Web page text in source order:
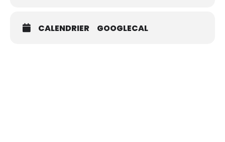
CALENDRIER GOOGLECAL